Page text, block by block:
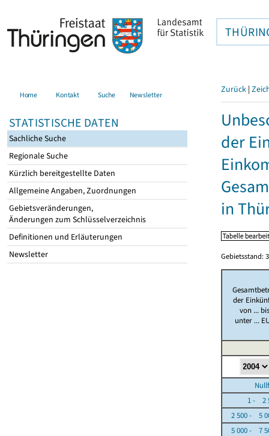
Home Kontakt Suche Newsletter
STATISTISCHE DATEN
Sachliche Suche
Regionale Suche
Kürzlich bereitgestellte Daten
Allgemeine Angaben, Zuordnungen
Gebietsveränderungen,
Änderungen zum Schlüsselverzeichnis
Definitionen und Erläuterungen
Newsletter
Zurück |
der
in
Gebietsstand:
der
von ...
unter ...
1 - 2
2 500 - 5
5 000 - 7